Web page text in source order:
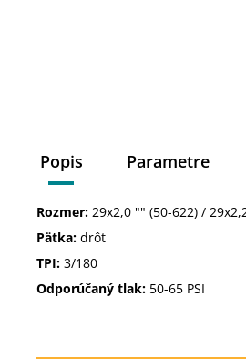
Popis Parametre
Rozmer: 29x2,0 "" (50-622) /
Pätka: drôt
TPI: 3/180
Odporúčaný tlak: 50-65 PSI